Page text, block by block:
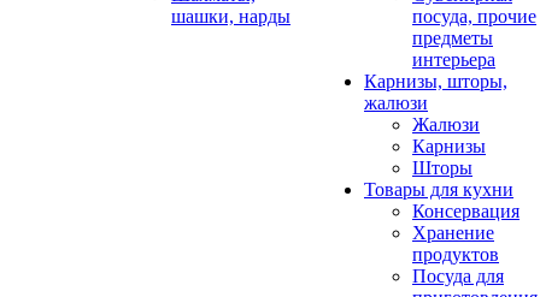
шашки, нарды
посуда, прочие
предметы
интерьера
Карнизы, шторы,
жалюзи
Жалюзи
Карнизы
Шторы
Товары для кухни
Консервация
Хранение
продуктов
Посуда для